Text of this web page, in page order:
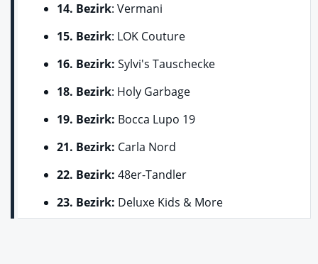
14. Bezirk: Vermani
15. Bezirk: LOK Couture
16. Bezirk: Sylvi's Tauschecke
18. Bezirk: Holy Garbage
19. Bezirk: Bocca Lupo 19
21. Bezirk: Carla Nord
22. Bezirk: 48er-Tandler
23. Bezirk: Deluxe Kids & More